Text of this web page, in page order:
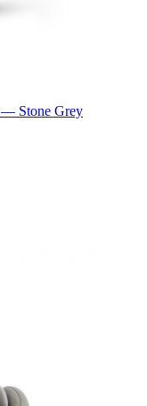
— Stone Grey